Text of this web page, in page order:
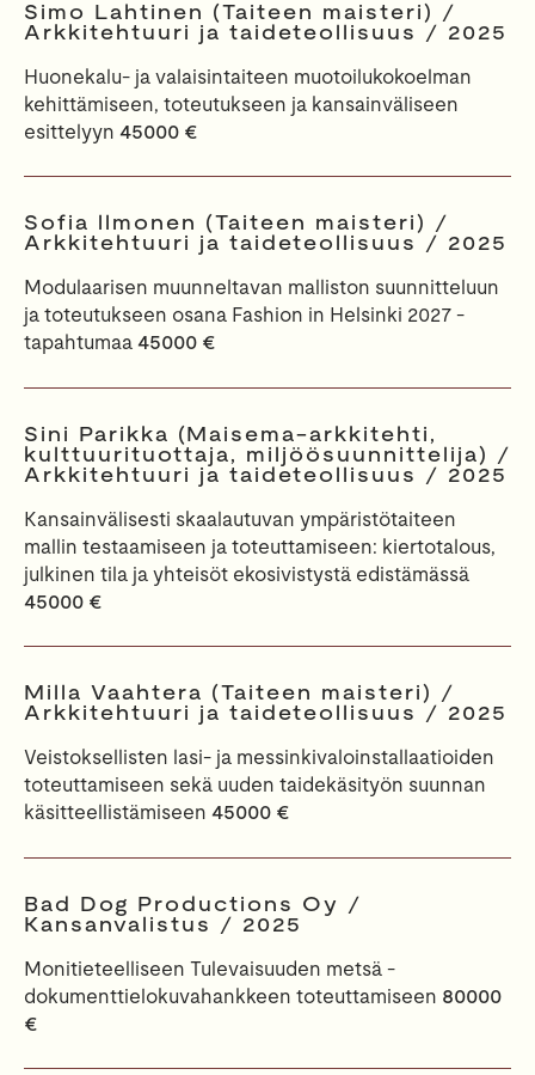
Simo Lahtinen (Taiteen maisteri) /
Arkkitehtuuri ja taideteollisuus / 2025
Huonekalu- ja valaisintaiteen muotoilukokoelman
kehittämiseen, toteutukseen ja kansainväliseen
esittelyyn 45000 €
Sofia llmonen (Taiteen maisteri) /
Arkkitehtuuri ja taideteollisuus / 2025
Modulaarisen muunneltavan malliston suunnitteluun
ja toteutukseen osana Fashion in Helsinki 2027 -
tapahtumaa 45000 €
Sini Parikka (Maisema-arkkitehti,
kulttuurituottaja, miljöösuunnittelija) /
Arkkitehtuuri ja taideteollisuus / 2025
Kansainvälisesti skaalautuvan ympäristötaiteen
mallin testaamiseen ja toteuttamiseen: kiertotalous,
julkinen tila ja yhteisöt ekosivistystä edistämässä
45000 €
Milla Vaahtera (Taiteen maisteri) /
Arkkitehtuuri ja taideteollisuus / 2025
Veistoksellisten lasi- ja messinkivaloinstallaatioiden
toteuttamiseen sekä uuden taidekäsityön suunnan
käsitteellistämiseen 45000 €
Bad Dog Productions Oy /
Kansanvalistus / 2025
Monitieteelliseen Tulevaisuuden metsä -
dokumenttielokuvahankkeen toteuttamiseen 80000
€